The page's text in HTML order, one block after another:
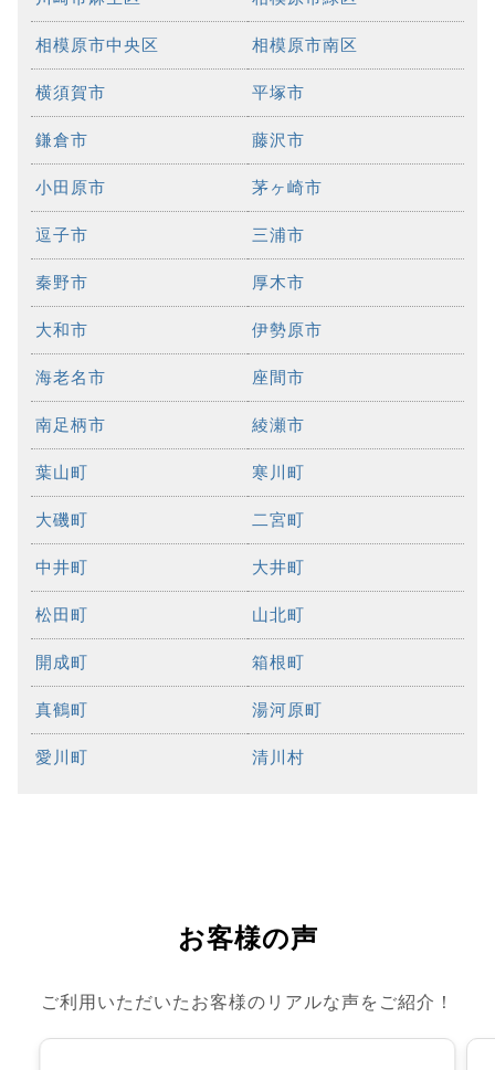
相模原市中央区 相模原市南区
横須賀市 平塚市
鎌倉市 藤沢市
小田原市 茅ヶ崎市
逗子市 三浦市
秦野市 厚木市
大和市 伊勢原市
海老名市 座間市
南足柄市 綾瀬市
葉山町 寒川町
大磯町 二宮町
中井町 大井町
松田町 山北町
開成町 箱根町
真鶴町 湯河原町
愛川町 清川村
お客様の声
ご利用いただいたお客様のリアルな声をご紹介！